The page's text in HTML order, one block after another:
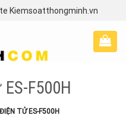
Kiemsoatthongminh.vn
F500H
TỬ ES-F500H